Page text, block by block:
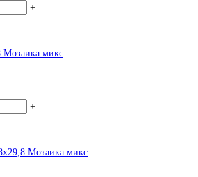
+
Мозаика микс
+
Мозаика микс